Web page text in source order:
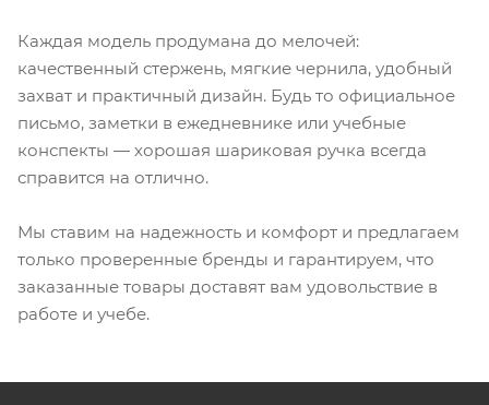
Каждая модель продумана до мелочей:
качественный стержень, мягкие чернила, удобный
захват и практичный дизайн. Будь то официальное
письмо, заметки в ежедневнике или учебные
конспекты — хорошая шариковая ручка всегда
справится на отлично.
Мы ставим на надежность и комфорт и предлагаем
только проверенные бренды и гарантируем, что
заказанные товары доставят вам удовольствие в
работе и учебе.